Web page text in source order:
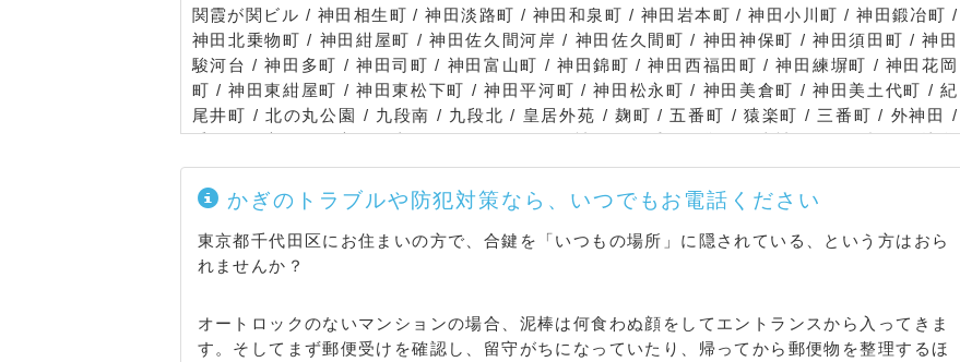
関霞が関ビル / 神田相生町 / 神田淡路町 / 神田和泉町 / 神田岩本町 / 神田小川町 / 神田鍛冶町 /
神田北乗物町 / 神田紺屋町 / 神田佐久間河岸 / 神田佐久間町 / 神田神保町 / 神田須田町 / 神田
駿河台 / 神田多町 / 神田司町 / 神田富山町 / 神田錦町 / 神田西福田町 / 神田練塀町 / 神田花岡
町 / 神田東紺屋町 / 神田東松下町 / 神田平河町 / 神田松永町 / 神田美倉町 / 神田美土代町 / 紀
尾井町 / 北の丸公園 / 九段南 / 九段北 / 皇居外苑 / 麹町 / 五番町 / 猿楽町 / 三番町 / 外神田 /
千代田 / 永田町 / 永田町山王パークタワー / 西神田 / 二番町 / 隼町 / 東神田 / 一ツ橋 / 日比谷
公園 / 平河町 / 富士見 / 丸の内 / 丸の内グラントウキョウサウスタワー / 丸の内グラントウキ
ョウノースタワー / 丸の内ＪＰタワー / 丸の内新丸の内ビルディング / 丸の内東京ビルディン
グ / 丸の内パシフィックセンチュリープレイス丸の内 / 丸の内丸の内パークビルディング / 丸
の内丸の内ビルディング / 三崎町 / 有楽町 / 四番町 / 六番町
かぎのトラブルや防犯対策なら、いつでもお電話ください
東京都千代田区にお住まいの方で、合鍵を「いつもの場所」に隠されている、という方はおら
れませんか？
オートロックのないマンションの場合、泥棒は何食わぬ顔をしてエントランスから入ってきま
す。そしてまず郵便受けを確認し、留守がちになっていたり、帰ってから郵便物を整理するほ